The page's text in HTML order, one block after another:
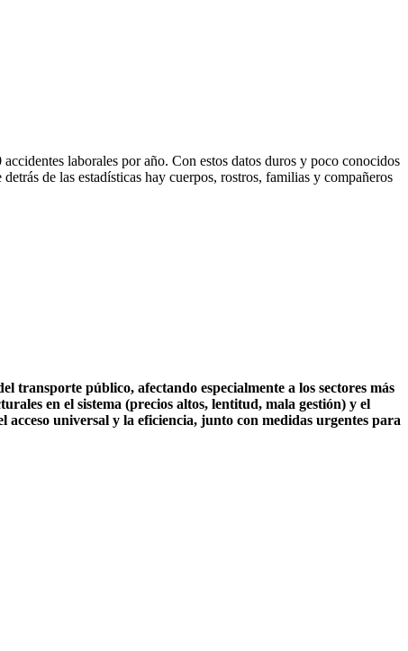
laborales por año. Con estos datos duros y poco conocidos
de las estadísticas hay cuerpos, rostros, familias y compañeros
público, afectando especialmente a los sectores más
en el sistema (precios altos, lentitud, mala gestión) y el
universal y la eficiencia, junto con medidas urgentes para